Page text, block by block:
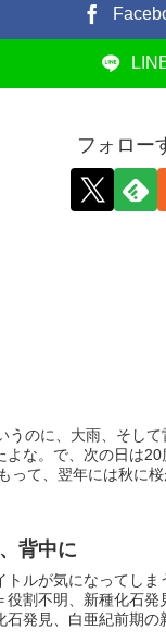
フォロー
うのに、大雨、そし
よな。で、次の日は
て、翌年には秋に桜
背中に
トルが気になってし
役割不明、新種化石発
石発見、白亜紀前期の